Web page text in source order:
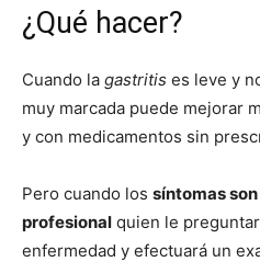
¿Qué hacer?
Cuando la gastritis es leve y
muy marcada puede mejorar
y con medicamentos sin
Pero cuando los síntomas
profesional quien le
enfermedad y efectuará un